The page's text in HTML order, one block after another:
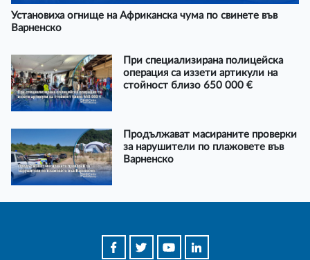
Установиха огнище на Африканска чума по свинете във
Варненско
При специализирана полицейска
операция са иззети артикули на
стойност близо 650 000 €
Продължават масираните проверки
за нарушители по плажовете във
Варненско